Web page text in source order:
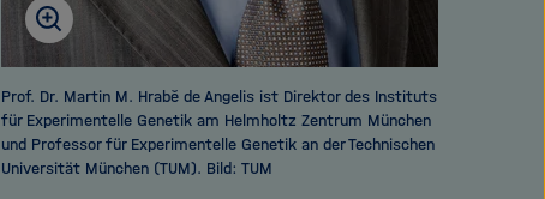
Prof. Dr. Martin M. Hrabě de Angelis ist Direktor des Instituts
für Experimentelle Genetik am Helmholtz Zentrum München
und Professor für Experimentelle Genetik an der Technischen
Universität München (TUM). Bild: TUM